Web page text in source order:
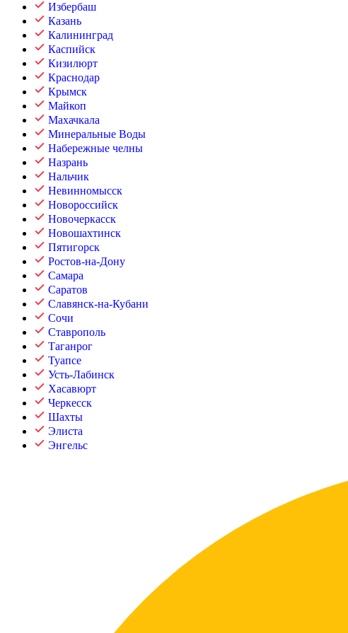
Избербаш
Казань
Калининград
Каспийск
Кизилюрт
Краснодар
Крымск
Майкоп
Махачкала
Минеральные Воды
Набережные челны
Назрань
Нальчик
Невинномысск
Новороссийск
Новочеркасск
Новошахтинск
Пятигорск
Ростов-на-Дону
Самара
Саратов
Славянск-на-Кубани
Сочи
Ставрополь
Таганрог
Туапсе
Усть-Лабинск
Хасавюрт
Черкесск
Шахты
Элиста
Энгельс